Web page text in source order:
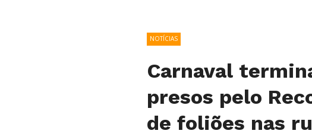
NOTÍCIAS
Carnaval
presos pelo
de foliões nas